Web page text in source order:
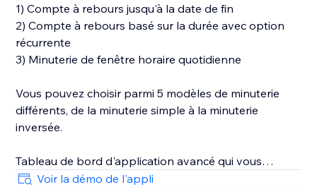
1) Compte à rebours jusqu'à la date de fin
2) Compte à rebours basé sur la durée avec option
récurrente
3) Minuterie de fenêtre horaire quotidienne
Vous pouvez choisir parmi 5 modèles de minuterie
différents, de la minuterie simple à la minuterie
inversée.
Tableau de bord d'application avancé qui vous
permet de concevoir et de configurer un compte à
Voir la démo de l'appli